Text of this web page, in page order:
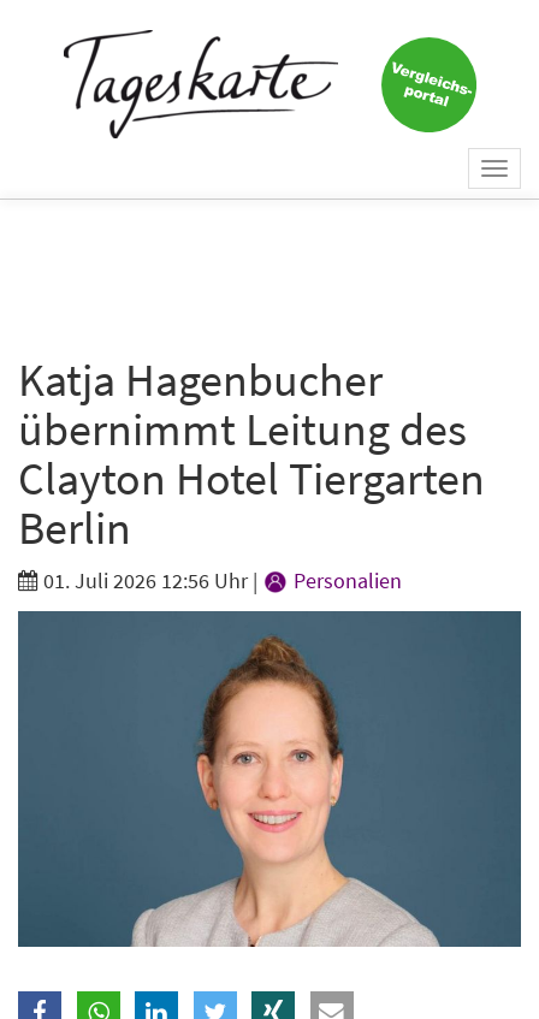
Katja Hagenbucher
übernimmt Leitung des
Clayton Hotel Tiergarten
Berlin
01. Juli 2026 12:56 Uhr| Personalien
Keine Nachricht mehr
verpassen!
E-Mail *
Branche
Ich möchte folgende Newsletter erhalten
Tageskarte-Newsletter (gegen 8.30 Uhr)
Datenschutzerklärung
Danke, heute nicht